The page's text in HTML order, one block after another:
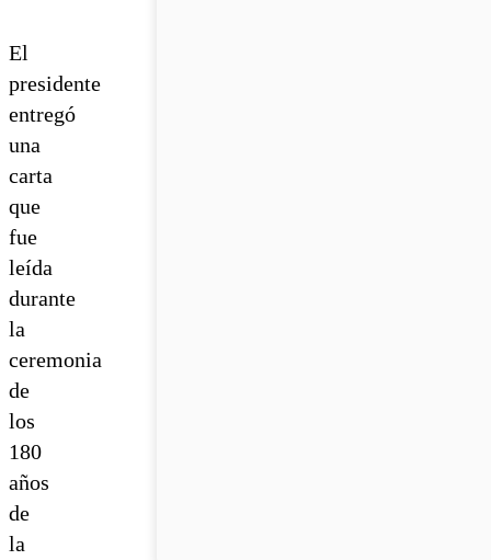
El
presidente
entregó
una
carta
que
fue
leída
durante
la
ceremonia
de
los
180
años
de
la